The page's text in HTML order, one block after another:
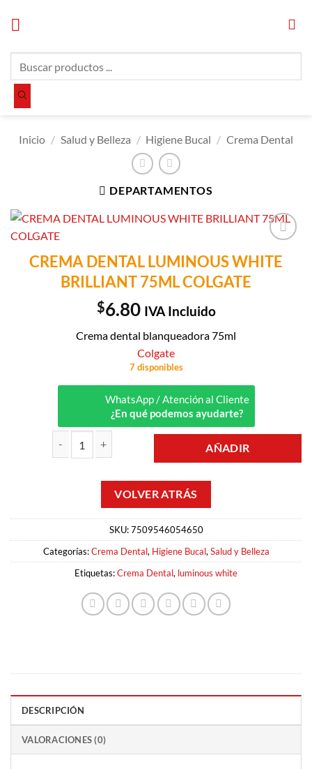
productos
Inicio / Salud y Belleza / Higiene Bucal / Crema Dental
DEPARTAMENTOS
Añadir a
Lista de
CREMA DENTAL LUMINOUS WHITE
BRILLIANT 75ML COLGATE
$6.80 IVA Incluido
Crema dental blanqueadora 75ml
Colgate
7 disponibles
WhatsApp / Atención al Cliente
¿En qué podemos ayudarte?
CREMA DENTAL LUMINOUS WHITE BRILLIANT 75ML COLGATE
AÑADIR
SKU:7509546054650
Categorías:Crema Dental, Higiene Bucal,Salud y Belleza
Etiquetas:Crema Dental, luminous white
DESCRIPCIÓN
VALORACIONES (0)